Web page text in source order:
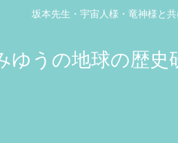
坂本先生・宇宙人様・竜神様と共
ゆうの地球の歴史